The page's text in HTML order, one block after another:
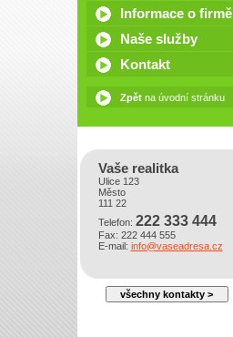
Informace o firmě
Naše služby
Kontakt
Zpětna úvodní stránku
Vaše realitka
Ulice 123
Město
111 22
Telefon: 222 333 444
Fax: 222 444 555
E-mail: info@vaseadresa.cz
všechny kontakty >